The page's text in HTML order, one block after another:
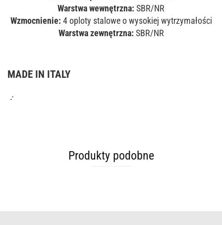
Warstwa wewnętrzna: SBR/NR
Wzmocnienie: 4 oploty stalowe o wysokiej wytrzymałości
Warstwa zewnętrzna: SBR/NR
MADE IN ITALY
Produkty podobne